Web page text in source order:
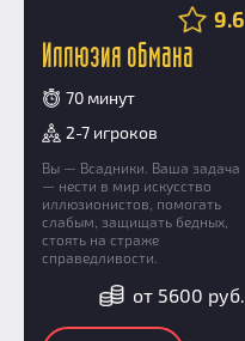
9.6
Иллюзия обмана
70 минут
2-7 игроков
Вы — Всадники. Ваша задача
— нести в мир искусство
иллюзионистов, помогать
слабым, защищать бедных,
стоять на страже
справедливости.
от 5600 руб.